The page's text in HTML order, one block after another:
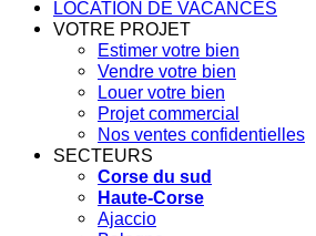
LOCATION DE VACANCES
VOTRE PROJET
Estimer votre bien
Vendre votre bien
Louer votre bien
Projet commercial
Nos ventes confidentielles
SECTEURS
Corse du sud
Haute-Corse
Ajaccio